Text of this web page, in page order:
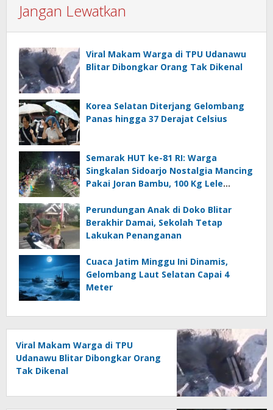
Jangan Lewatkan
Viral Makam Warga di TPU Udanawu
Blitar Dibongkar Orang Tak Dikenal
Korea Selatan Diterjang Gelombang
Panas hingga 37 Derajat Celsius
Semarak HUT ke-81 RI: Warga
Singkalan Sidoarjo Nostalgia Mancing
Pakai Joran Bambu, 100 Kg Lele
Perundungan Anak di Doko Blitar
Berakhir Damai, Sekolah Tetap
Lakukan Penanganan
Cuaca Jatim Minggu Ini Dinamis,
Gelombang Laut Selatan Capai 4
Meter
Viral Makam Warga di TPU
Udanawu Blitar Dibongkar Orang
Tak Dikenal